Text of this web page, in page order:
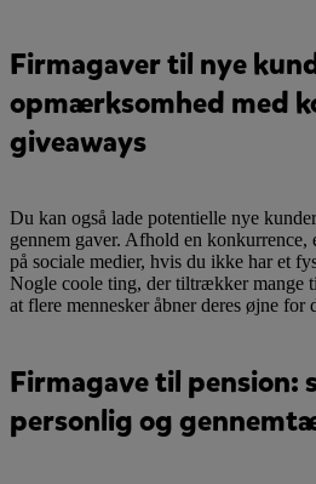
Firmagaver til nye
opmærksomhed med
giveaways
Du kan også lade potentielle nye
gennem gaver. Afhold en
på sociale medier, hvis du ikke har et
Nogle coole ting, der tiltrækker mange
at flere mennesker åbner deres øjne for
Firmagave til pension:
personlig og